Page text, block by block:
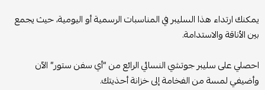
يمكنك ارتداء هذا السليبر في المناسبات الرسمية أو اليومية، حيث يجمع
بين الأناقة والاستدامة.
احصلي على سليبر جوتشي النسائي الرائع من “أي سفن ستور” الآن
وأضيفي لمسة من الفخامة إلى خزانة أحذيتك.